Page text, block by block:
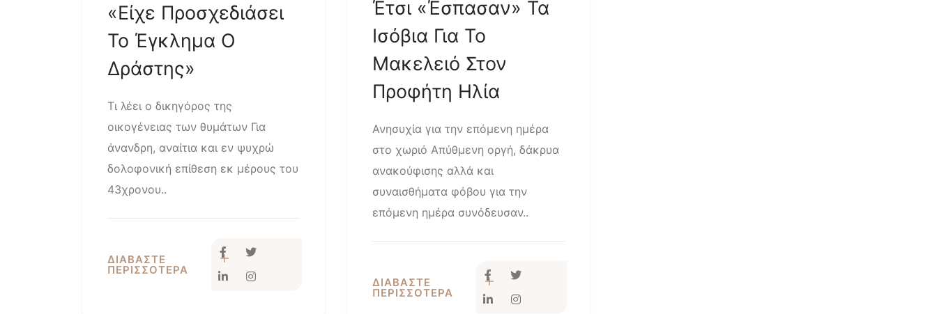
«Είχε Προσχεδιάσει
Το Έγκλημα Ο
Δράστης»
Τι λέει ο δικηγόρος της
οικογένειας των θυμάτων Για
άνανδρη, αναίτια και εν ψυχρώ
δολοφονική επίθεση εκ μέρους του
43χρονου..
ΔΙΑΒΑΣΤΕ
ΠΕΡΙΣΣΟΤΕΡΑ
Έτσι «έσπασαν» Τα
Ισόβια Για Το
Μακελειό Στον
Προφήτη Ηλία
Ανησυχία για την επόμενη ημέρα
στο χωριό Απύθμενη οργή, δάκρυα
ανακούφισης αλλά και
συναισθήματα φόβου για την
επόμενη ημέρα συνόδευσαν..
ΔΙΑΒΑΣΤΕ
ΠΕΡΙΣΣΟΤΕΡΑ